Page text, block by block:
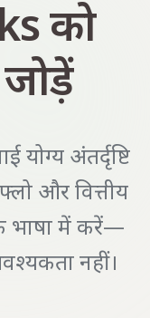
को
योग्य अंतर्दृष्टि
और वित्तीय
भाषा में करें—
नहीं।